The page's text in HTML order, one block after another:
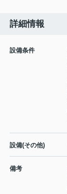
詳細情報
設備条件
設備(その他)
備考